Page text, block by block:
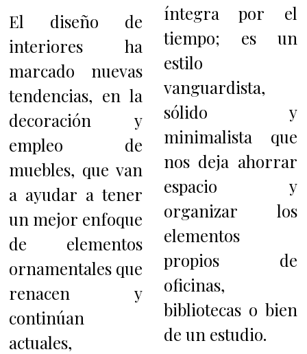
El diseño de
interiores ha
marcado nuevas
tendencias, en la
decoración y
empleo de
muebles, que van
a ayudar a tener
un mejor enfoque
de elementos
ornamentales que
renacen y
continúan
actuales,
íntegra por el
tiempo; es un
estilo
vanguardista,
sólido y
minimalista que
nos deja ahorrar
espacio y
organizar los
elementos
propios de
oficinas,
bibliotecas o bien
de un estudio.